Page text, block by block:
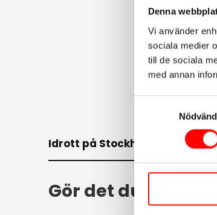
Denna
Vi använder
sociala medier
till de sociala
med annan
Idrott på Stockholms
Gör det du älskar.